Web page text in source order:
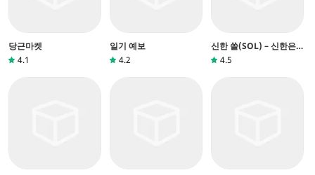
당근마켓
4.1
일기 예보
4.2
신한 쏠(SOL) – 신한은
행 스마트폰뱅킹
4.5